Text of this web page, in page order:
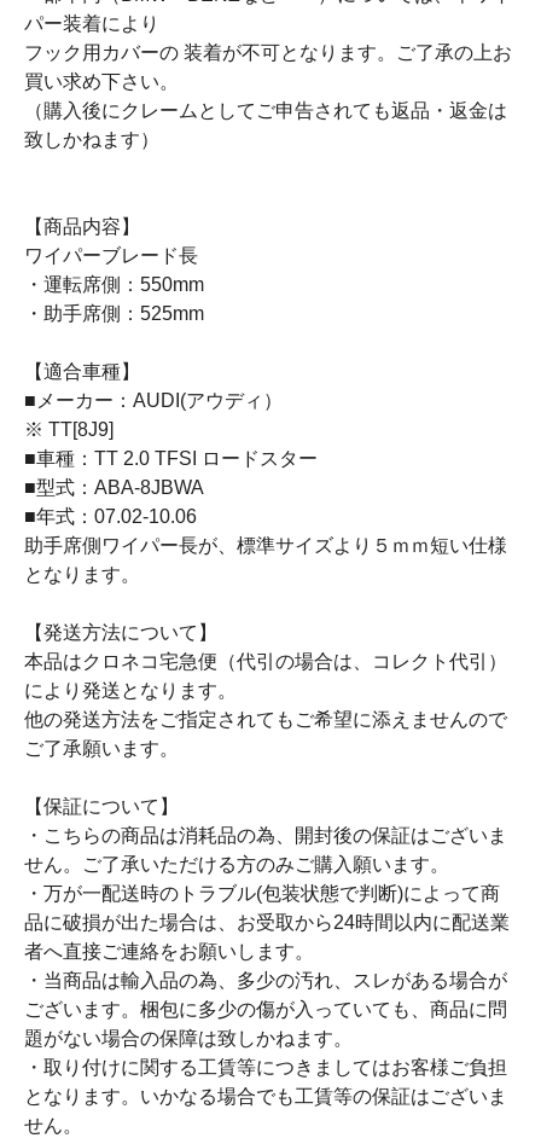
パー装着により
フック用カバーの 装着が不可となります。ご了承の上お
買い求め下さい。
（購入後にクレームとしてご申告されても返品・返金は
致しかねます）
【商品内容】
ワイパーブレード長
・運転席側：550mm
・助手席側：525mm
【適合車種】
■メーカー：AUDI(アウディ）
※ TT[8J9]
■車種：TT 2.0 TFSI ロードスター
■型式：ABA-8JBWA
■年式：07.02‐10.06
助手席側ワイパー長が、標準サイズより５ｍｍ短い仕様
となります。
【発送方法について】
本品はクロネコ宅急便（代引の場合は、コレクト代引）
により発送となります。
他の発送方法をご指定されてもご希望に添えませんので
ご了承願います。
【保証について】
・こちらの商品は消耗品の為、開封後の保証はございま
せん。ご了承いただける方のみご購入願います。
・万が一配送時のトラブル(包装状態で判断)によって商
品に破損が出た場合は、お受取から24時間以内に配送業
者へ直接ご連絡をお願いします。
・当商品は輸入品の為、多少の汚れ、スレがある場合が
ございます。梱包に多少の傷が入っていても、商品に問
題がない場合の保障は致しかねます。
・取り付けに関する工賃等につきましてはお客様ご負担
となります。いかなる場合でも工賃等の保証はございま
せん。